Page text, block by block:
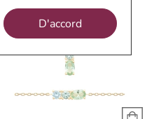
D'accord